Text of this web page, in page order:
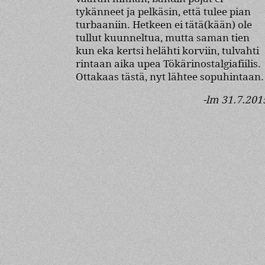
tykänneet ja pelkäsin, että tulee pian
turbaaniin. Hetkeen ei tätä(kään) ole
tullut kuunneltua, mutta saman tien
kun eka kertsi helähti korviin, tulvahti
rintaan aika upea Tökärinostalgiafiilis.
Ottakaas tästä, nyt lähtee sopuhintaan.
-lm